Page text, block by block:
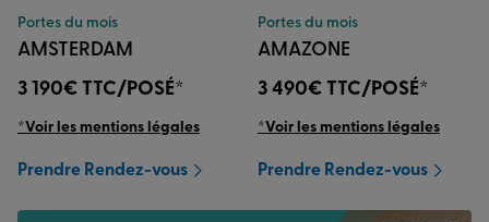
Portes du mois
AMSTERDAM
3 190€ TTC/POSÉ*
*Voir les mentions légales
Prendre Rendez-vous
Portes du mois
AMAZONE
3 490€ TTC/POSÉ*
*Voir les mentions légales
Prendre Rendez-vous